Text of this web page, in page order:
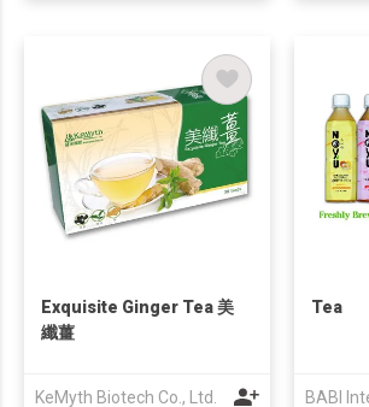
Exquisite Ginger Tea 美
纖薑
KeMyth Biotech Co., Ltd.
Tea